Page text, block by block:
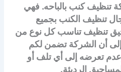
كنب بالباحه. فهي
تنظيف الكنب بجميع
تنظيف تناسب كل نوع من
إلى أن الشركة تضمن لكم
تعرضه إلى أي تلف أو
الرديئة.